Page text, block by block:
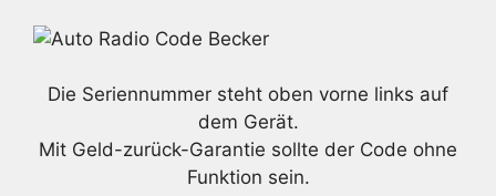
Die Seriennummer steht oben vorne links auf
dem Gerät.
Mit Geld-zurück-Garantie sollte der Code ohne
Funktion sein.